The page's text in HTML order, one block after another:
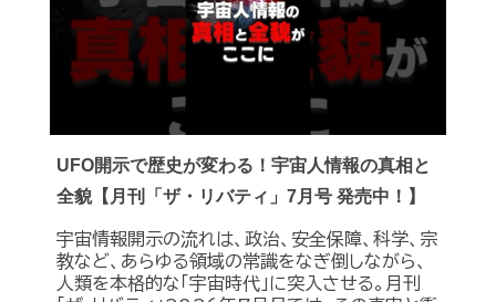
UFO開示で歴史が変わる！宇宙人情報の真相と
全貌【月刊「ザ・リバティ」7月号 発売中！】
宇宙情報開示の流れは、政治、安全保障、科学、宗
教など、あらゆる領域の常識をなぎ倒しながら、
人類を本格的な「宇宙時代」に突入させる。月刊